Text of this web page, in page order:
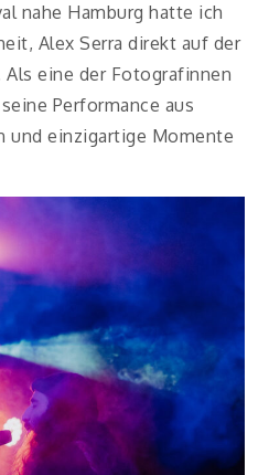
nahe Hamburg hatte ich
Alex Serra direkt auf der
eine der Fotografinnen
Performance aus
und einzigartige Momente